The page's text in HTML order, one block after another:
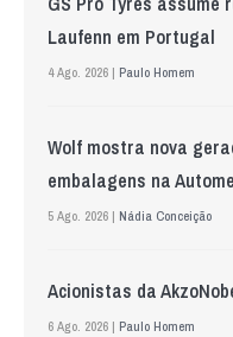
Laufenn em Portugal
4 Ago. 2026 | Paulo Homem
Wolf mostra nova
embalagens na
5 Ago. 2026 | Nádia Conceição
Acionistas da
6 Ago. 2026 | Paulo Homem